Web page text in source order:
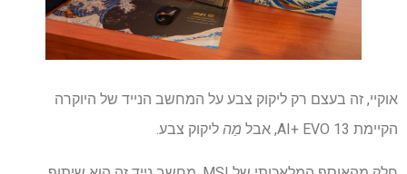
אוקיי, זה בעצם רק ליקוק צבע על המחשב הנייד של היוקרה
הקיימת 13 AI+ EVO, אבל
מַה ליקוק צבע.